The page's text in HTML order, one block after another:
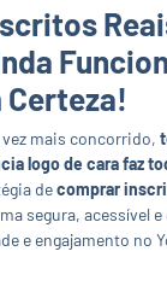
Certeza!
vez mais concorrido,
logo de cara faz
decomprar
segura, acessível e
e engajamento no